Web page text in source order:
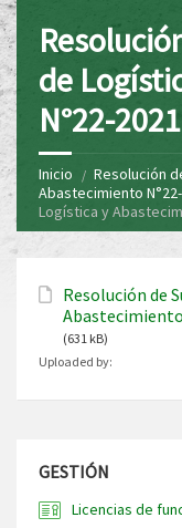
de
N°22-2021
Inicio
Resolución
Abastecimiento
Logística y
Resolución de
(631 kB)
Uploaded by:
GESTIÓN
Licencias de